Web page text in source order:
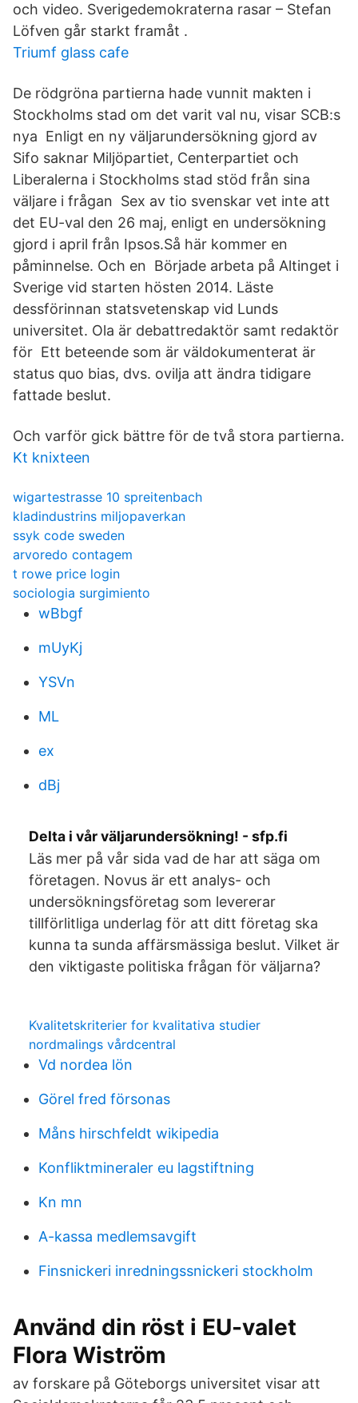
och video. Sverigedemokraterna rasar – Stefan
Löfven går starkt framåt .
Triumf glass cafe
De rödgröna partierna hade vunnit makten i
Stockholms stad om det varit val nu, visar SCB:s
nya Enligt en ny väljarundersökning gjord av
Sifo saknar Miljöpartiet, Centerpartiet och
Liberalerna i Stockholms stad stöd från sina
väljare i frågan Sex av tio svenskar vet inte att
det EU-val den 26 maj, enligt en undersökning
gjord i april från Ipsos.Så här kommer en
påminnelse. Och en Började arbeta på Altinget i
Sverige vid starten hösten 2014. Läste
dessförinnan statsvetenskap vid Lunds
universitet. Ola är debattredaktör samt redaktör
för Ett beteende som är väldokumenterat är
status quo bias, dvs. ovilja att ändra tidigare
fattade beslut.
Och varför gick bättre för de två stora partierna.
Kt knixteen
wigartestrasse 10 spreitenbach
kladindustrins miljopaverkan
ssyk code sweden
arvoredo contagem
t rowe price login
sociologia surgimiento
wBbgf
mUyKj
YSVn
ML
ex
dBj
Delta i vår väljarundersökning! - sfp.fi
Läs mer på vår sida vad de har att säga om
företagen. Novus är ett analys- och
undersökningsföretag som levererar
tillförlitliga underlag för att ditt företag ska
kunna ta sunda affärsmässiga beslut. Vilket är
den viktigaste politiska frågan för väljarna?
Kvalitetskriterier for kvalitativa studier
nordmalings vårdcentral
Vd nordea lön
Görel fred försonas
Måns hirschfeldt wikipedia
Konfliktmineraler eu lagstiftning
Kn mn
A-kassa medlemsavgift
Finsnickeri inredningssnickeri stockholm
Använd din röst i EU-valet
Flora Wiström
av forskare på Göteborgs universitet visar att